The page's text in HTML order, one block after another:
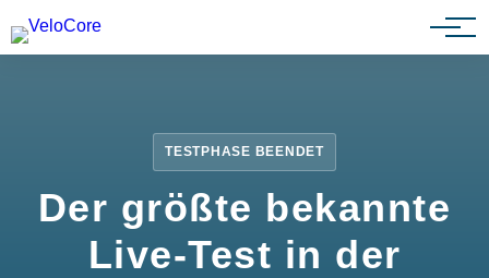
Partnerprogramm
TESTPHASE BEENDET
Der größte bekannte
Live-Test in der